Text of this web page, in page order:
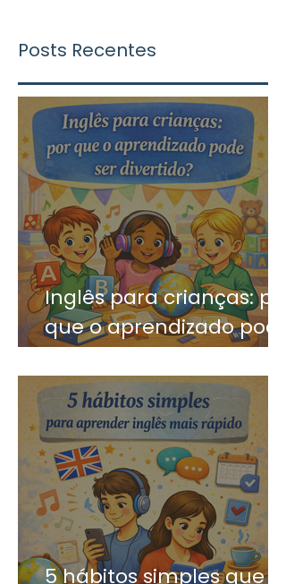
Posts Recentes
Inglês para crianças: por
que o aprendizado pode
ser divertido?
5 hábitos simples que